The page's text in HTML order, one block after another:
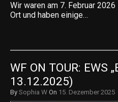
Wir waren am 7. Februar
Ort und haben einige…
WF ON TOUR: EWS
13.12.2025)
By Sophia W On 15. Dezember 2025